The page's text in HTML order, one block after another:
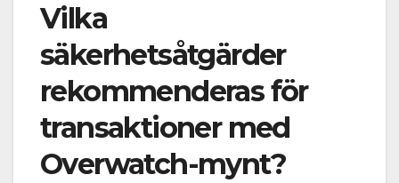
Vilka
säkerhetsåtgärder
rekommenderas för
transaktioner med
Overwatch-mynt?